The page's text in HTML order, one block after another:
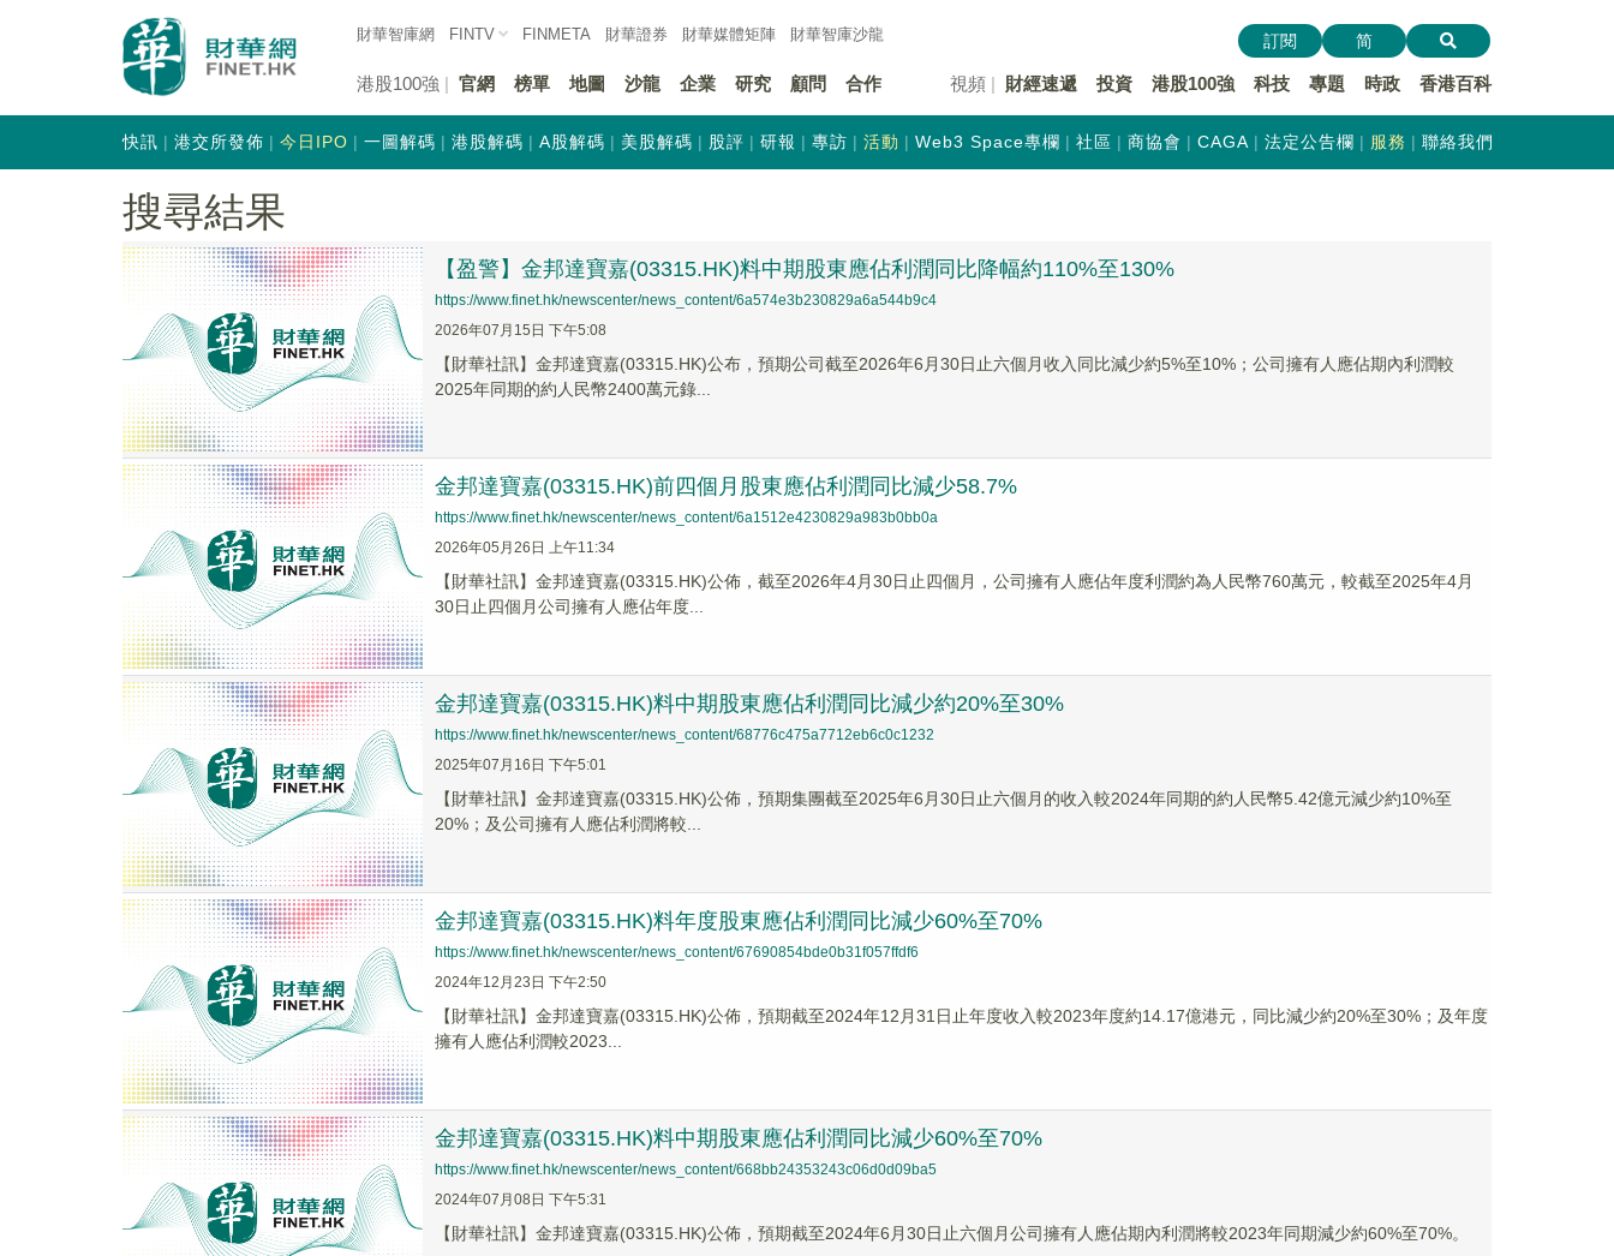
財華智庫網 FINTV FINMETA 財華證券 財華媒體矩陣 財華智庫沙龍
港股100強 官網 榜單 地圖 沙龍 企業 研究 顧問 合作 視頻 財經速遞 投資 港股100強 科技 專題 時政 香港百科
訂閱 简
快訊 港交所發佈 今日IPO 一圖解碼 港股解碼 A股解碼 美股解碼 股評 研報 專訪 活動 Web3 Space專欄 社區 商協會 CAGA 法定公告欄 服務 聯絡我們
搜尋結果
【盈警】金邦達寶嘉(03315.HK)料中期股東應佔利潤同比降幅約110%至130%
https://www.finet.hk/newscenter/news_content/6a574e3b230829a6a544b9c4
2026年07月15日 下午5:08
【財華社訊】金邦達寶嘉(03315.HK)公布，預期公司截至2026年6月30日止六個月收入同比減少約5%至10%；公司擁有人應佔期內利潤較
2025年同期的約人民幣2400萬元錄...
金邦達寶嘉(03315.HK)前四個月股東應佔利潤同比減少58.7%
https://www.finet.hk/newscenter/news_content/6a1512e4230829a983b0bb0a
2026年05月26日 上午11:34
【財華社訊】金邦達寶嘉(03315.HK)公佈，截至2026年4月30日止四個月，公司擁有人應佔年度利潤約為人民幣760萬元，較截至2025年4月
30日止四個月公司擁有人應佔年度...
金邦達寶嘉(03315.HK)料中期股東應佔利潤同比減少約20%至30%
https://www.finet.hk/newscenter/news_content/68776c475a7712eb6c0c1232
2025年07月16日 下午5:01
【財華社訊】金邦達寶嘉(03315.HK)公佈，預期集團截至2025年6月30日止六個月的收入較2024年同期的約人民幣5.42億元減少約10%至
20%；及公司擁有人應佔利潤將較...
金邦達寶嘉(03315.HK)料年度股東應佔利潤同比減少60%至70%
https://www.finet.hk/newscenter/news_content/67690854bde0b31f057ffdf6
2024年12月23日 下午2:50
【財華社訊】金邦達寶嘉(03315.HK)公佈，預期截至2024年12月31日止年度收入較2023年度約14.17億港元，同比減少約20%至30%；及年度
擁有人應佔利潤較2023...
金邦達寶嘉(03315.HK)料中期股東應佔利潤同比減少60%至70%
https://www.finet.hk/newscenter/news_content/668bb24353243c06d0d09ba5
2024年07月08日 下午5:31
【財華社訊】金邦達寶嘉(03315.HK)公佈，預期截至2024年6月30日止六個月公司擁有人應佔期內利潤將較2023年同期減少約60%至70%。